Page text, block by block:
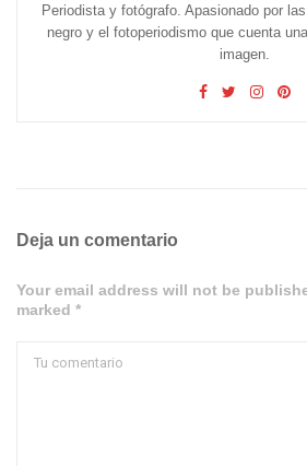
Periodista y fotógrafo. Apasionado por
negro y el fotoperiodismo que cuenta
imagen.
Deja un comentario
Your email address will not be
marked *